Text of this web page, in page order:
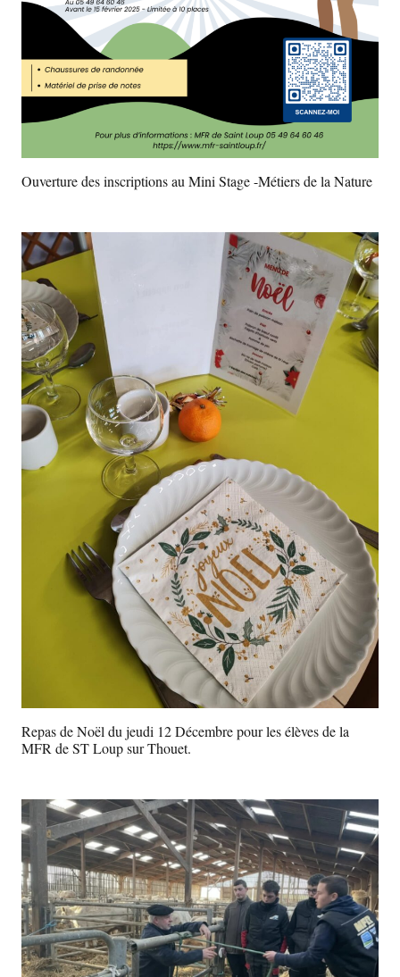
Ouverture des inscriptions au Mini Stage -Métiers de la Nature
Repas de Noël du jeudi 12 Décembre pour les élèves de la
MFR de ST Loup sur Thouet.